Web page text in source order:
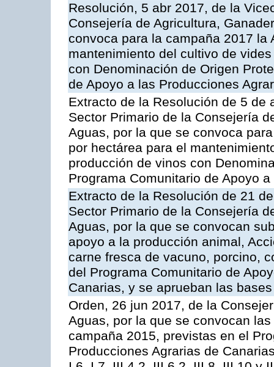
Resolución, 5 abr 2017, de la
Consejería de Agricultura,
convoca para la campaña 2017
mantenimiento del cultivo de
con Denominación de Origen
de Apoyo a las Producciones
Extracto de la Resolución de 5
Sector Primario de la Consejería
Aguas, por la que se convoca
por hectárea para el
producción de vinos con
Programa Comunitario de Apoyo
Extracto de la Resolución de 21
Sector Primario de la Consejería
Aguas, por la que se convocan
apoyo a la producción animal,
carne fresca de vacuno, porcino,
del Programa Comunitario de
Canarias, y se aprueban las
Orden, 26 jun 2017, de la
Aguas, por la que se convocan
campaña 2015, previstas en el
Producciones Agrarias de